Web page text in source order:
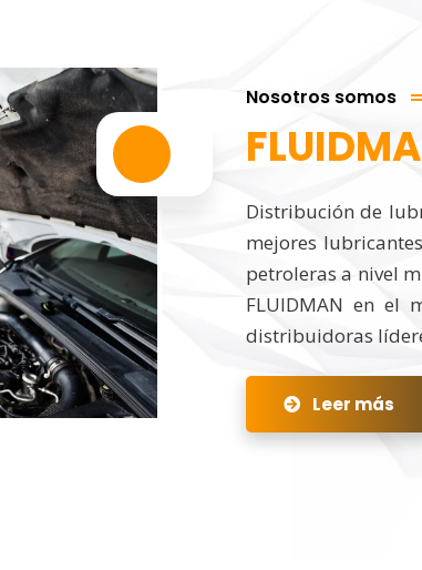
Nosotros somos
Distribución de
mejores
petroleras a nivel
FLUIDMAN en el
distribuidoras
Leer más